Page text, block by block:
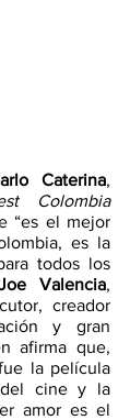
Caterina,
Colombia
“es el mejor
es la
todos los
Valencia,
creador
y gran
la película
cine y la
amor es el